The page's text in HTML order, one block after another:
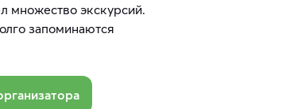
множество экскурсий.
запоминаются